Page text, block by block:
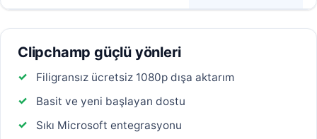
Clipchamp güçlü yönleri
Filigransız ücretsiz 1080p dışa aktarım
Basit ve yeni başlayan dostu
Sıkı Microsoft entegrasyonu